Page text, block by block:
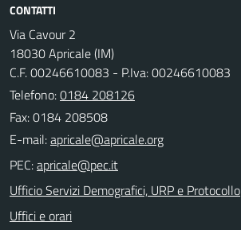
CONTATTI
Via Cavour 2
18030 Apricale (IM)
C.F. 00246610083 - P.Iva: 00246610083
Telefono:0184 208126
Fax: 0184 208508
E-mail:
PEC:
Ufficio Servizi Demografici, URP e Protocollo
Uffici e orari